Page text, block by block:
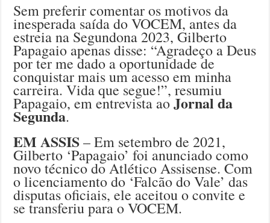
Sem preferir comentar os motivos da
inesperada saída do VOCEM, antes da
estreia na Segundona 2023, Gilberto
Papagaio apenas disse: “Agradeço a Deus
por ter me dado a oportunidade de
conquistar mais um acesso em minha
carreira. Vida que segue!”, resumiu
Papagaio, em entrevista aoJornal da
Segunda.
EM ASSIS– Em setembro de 2021,
Gilberto ‘Papagaio’ foi anunciado como
novo técnico do Atlético Assisense. Com
o licenciamento do ‘Falcão do Vale’ das
disputas oficiais, ele aceitou o convite e
se transferiu para o VOCEM.